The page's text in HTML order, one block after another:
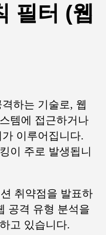
필터 (웹
하는 기술로, 웹
템에 접근하거나
이루어집니다.
이 주로 발생됩니
취약점을 발표하
공격 유형 분석을
고 있습니다.